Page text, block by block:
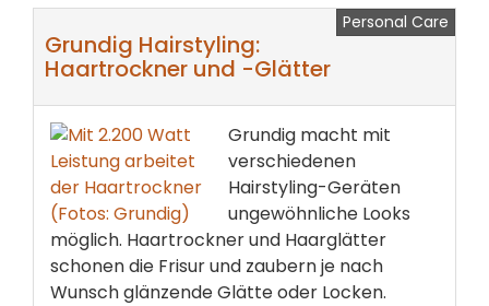
Personal Care
Grundig Hairstyling:
Haartrockner und -Glätter
Grundig macht mit
verschiedenen
Hairstyling-Geräten
ungewöhnliche Looks
möglich. Haartrockner und Haarglätter
schonen die Frisur und zaubern je nach
Wunsch glänzende Glätte oder Locken.